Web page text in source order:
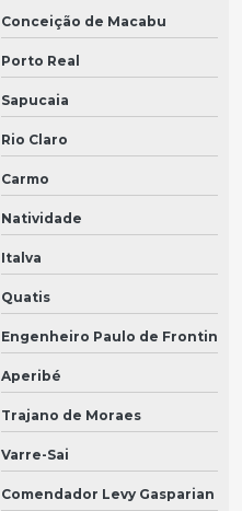
Conceição de Macabu
Porto Real
Sapucaia
Rio Claro
Carmo
Natividade
Italva
Quatis
Engenheiro Paulo de Frontin
Aperibé
Trajano de Moraes
Varre-Sai
Comendador Levy Gasparian